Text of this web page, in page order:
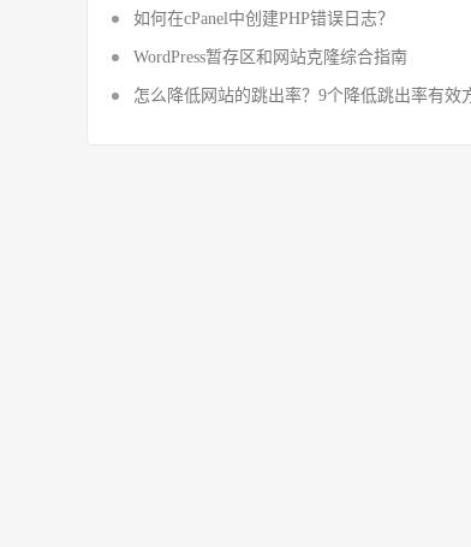
如何在cPanel中创建PHP错误日志？
WordPress暂存区和网站克隆综合指南
怎么降低网站的跳出率？9个降低跳出率有效